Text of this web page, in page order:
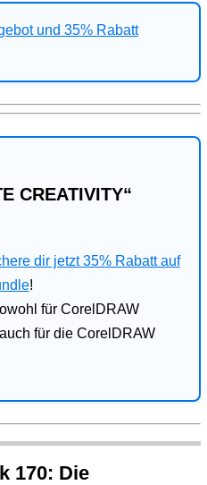
CREATIVITY“
dir jetzt 35% Rabatt auf
!
für CorelDRAW
für die CorelDRAW
170: Die